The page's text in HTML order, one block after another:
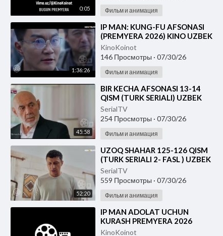
0:05 Фильм и анимация
1:36:26
⁣IP MAN: KUNG-FU AFSONASI
(PREMYERA 2026) KINO UZBEK
TILIDA - SKACHAT
KinoKoinot
146 Просмотры · 07/30/26
Фильм и анимация
45:58
⁣BIR KECHA AFSONASI 13-14
QISM (TURK SERIALI) UZBEK
TILIDA
SerialTV
254 Просмотры · 07/30/26
Фильм и анимация
52:20
⁣UZOQ SHAHAR 125-126 QISM
(TURK SERIALI 2- FASL ) UZBEK
TILIDA
SerialTV
559 Просмотры · 07/30/26
Фильм и анимация
⁣IP MAN ADOLAT UCHUN
KURASH PREMYERA 2026
UZBEK TILIDA
KinoKoinot